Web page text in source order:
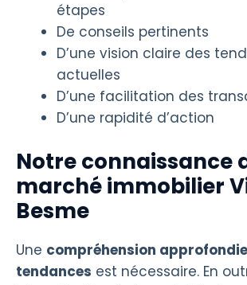
étapes
De conseils pertinents
D’une vision claire des
actuelles
D’une facilitation des
D’une rapidité d’action
Notre connaissance
marché immobilier
Besme
Une compréhension
tendances est nécessaire. En